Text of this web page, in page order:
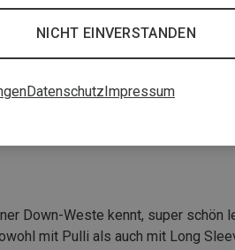
Down-Weste kennt, super schön
mit Pulli als auch mit Long
NICHT EINVERSTANDEN
DatenschutzImpressum